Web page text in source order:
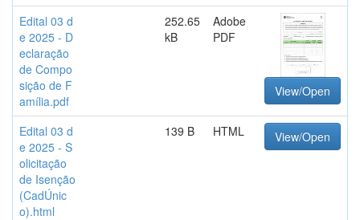
Edital 03 d
e 2025 - D
eclaração
de Compo
sição de F
amília.pdf
252.65
kB
Adobe
PDF
View/Open
Edital 03 d
e 2025 - S
olicitação
de Isenção
(CadÚnic
o).html
139 B HTML View/Open